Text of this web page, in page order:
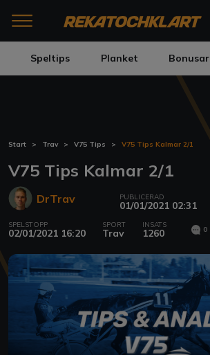
Speltips Planket Bonusar
Start Trav V75 Tips V75 Tips Kalmar 2/1
V75 Tips Kalmar 2/1
DrTrav PUBLICERAD
01/01/2021 02:31
SPELSTOPP
02/01/2021 16:20
SPORT
Trav
INSATS
1260 0